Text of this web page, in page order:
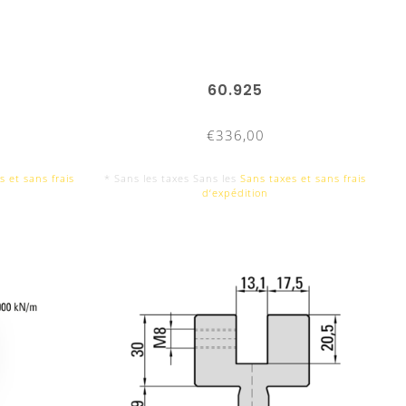
et sans frais
60.925
€336,00
* Sans les taxes Sans lesSans taxes et sans frais
d‘expédition